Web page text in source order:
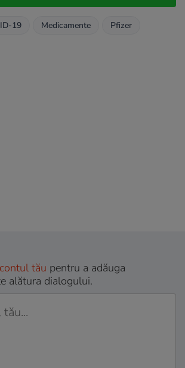
19 Medicamente Pfizer
tău pentru a adăuga
alătura dialogului.